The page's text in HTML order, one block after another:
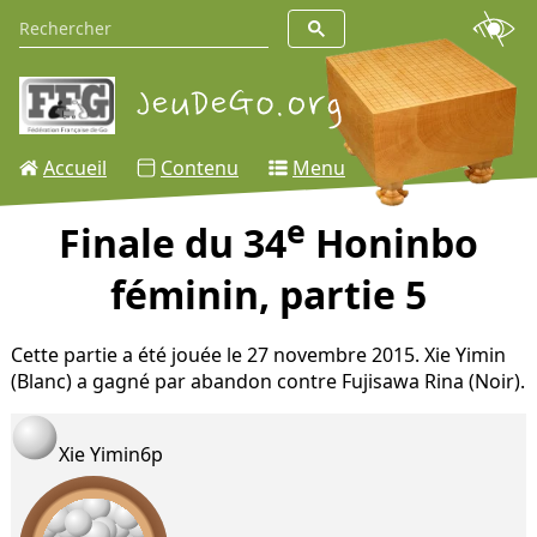
Accueil Contenu Menu
Finale du 34e Honinbo
féminin, partie 5
Cette partie a été jouée le 27 novembre 2015. Xie Yimin
(Blanc) a gagné par abandon contre Fujisawa Rina (Noir).
Xie Yimin6p